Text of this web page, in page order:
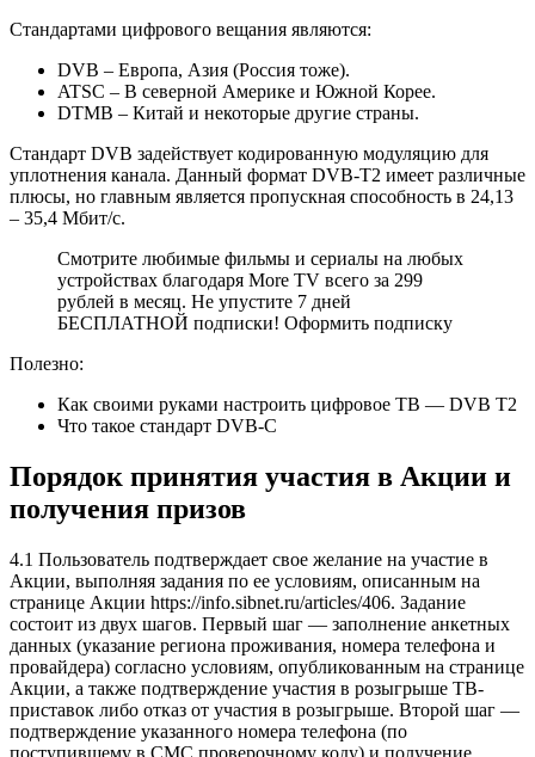
Стандартами цифрового вещания являются:
DVB – Европа, Азия (Россия тоже).
ATSC – В северной Америке и Южной Корее.
DTMB – Китай и некоторые другие страны.
Стандарт DVB задействует кодированную модуляцию для
уплотнения канала. Данный формат DVB-T2 имеет различные
плюсы, но главным является пропускная способность в 24,13
– 35,4 Мбит/с.
Смотрите любимые фильмы и сериалы на любых
устройствах благодаря More TV всего за 299
рублей в месяц. Не упустите 7 дней
БЕСПЛАТНОЙ подписки! Оформить подписку
Полезно:
Как своими руками настроить цифровое ТВ — DVB T2
Что такое стандарт DVB-C
Порядок принятия участия в Акции и
получения призов
4.1 Пользователь подтверждает свое желание на участие в
Акции, выполняя задания по ее условиям, описанным на
странице Акции https://info.sibnet.ru/articles/406. Задание
состоит из двух шагов. Первый шаг — заполнение анкетных
данных (указание региона проживания, номера телефона и
провайдера) согласно условиям, опубликованным на странице
Акции, а также подтверждение участия в розыгрыше ТВ-
приставок либо отказ от участия в розыгрыше. Второй шаг —
подтверждение указанного номера телефона (по
поступившему в СМС проверочному коду) и получение